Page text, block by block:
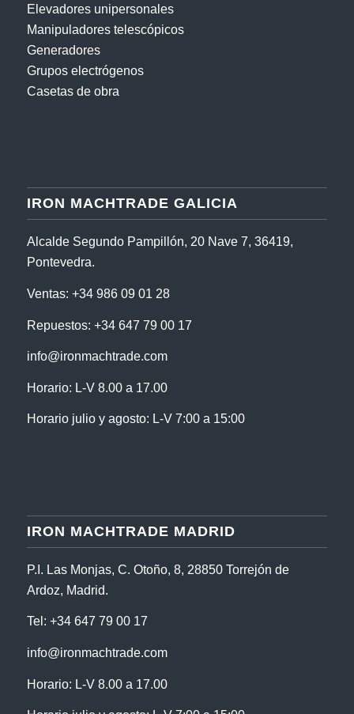
Elevadores unipersonales
Manipuladores telescópicos
Generadores
Grupos electrógenos
Casetas de obra
IRON MACHTRADE GALICIA
Alcalde Segundo Pampillón, 20 Nave 7, 36419,
Pontevedra.
Ventas: +34 986 09 01 28
Repuestos: +34 647 79 00 17
info@ironmachtrade.com
Horario: L-V 8.00 a 17.00
Horario julio y agosto: L-V 7:00 a 15:00
IRON MACHTRADE MADRID
P.I. Las Monjas, C. Otoño, 8, 28850 Torrejón de
Ardoz, Madrid.
Tel: +34 647 79 00 17
info@ironmachtrade.com
Horario: L-V 8.00 a 17.00